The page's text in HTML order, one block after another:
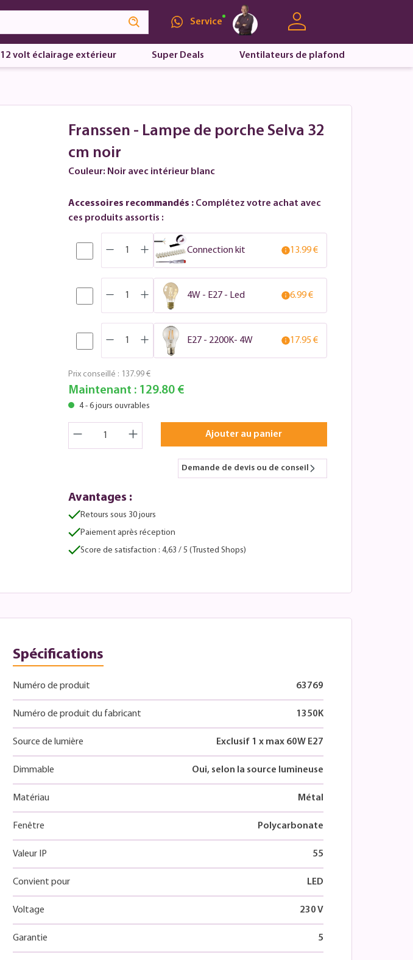
Service
12 volt éclairage extérieur Super Deals Ventilateurs de plafond
Franssen - Lampe de porche Selva 32
cm noir
Couleur: Noir avec intérieur blanc
Accessoires recommandés : Complétez votre achat avec
ces produits assortis :
Connection kit 13.99 €
4W - E27 - Led 6.99 €
E27 - 2200K- 4W 17.95 €
Prix conseillé : 137.99 €
Maintenant : 129.80 €
4 - 6 jours ouvrables
Ajouter au panier
Demande de devis ou de conseil
Avantages :
Retours sous 30 jours
Paiement après réception
Score de satisfaction : 4,63 / 5 (Trusted Shops)
Spécifications
Numéro de produit 63769
Numéro de produit du fabricant 1350K
Source de lumière Exclusif 1 x max 60W E27
Dimmable Oui, selon la source lumineuse
Matériau Métal
Fenêtre Polycarbonate
Valeur IP 55
Convient pour LED
Voltage 230 V
Garantie 5